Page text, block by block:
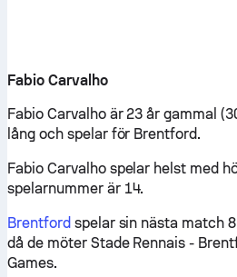
Fabio Carvalho
Fabio Carvalho är 23 år gammal
lång och spelar för Brentford.
Fabio Carvalho spelar helst med
spelarnummer är 14.
Brentford spelar sin nästa match
då de möter Stade Rennais -
Games.